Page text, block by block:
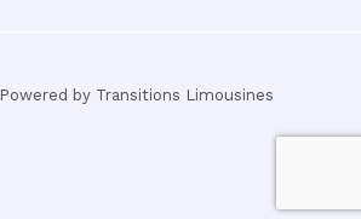
Powered by Transitions Limousines